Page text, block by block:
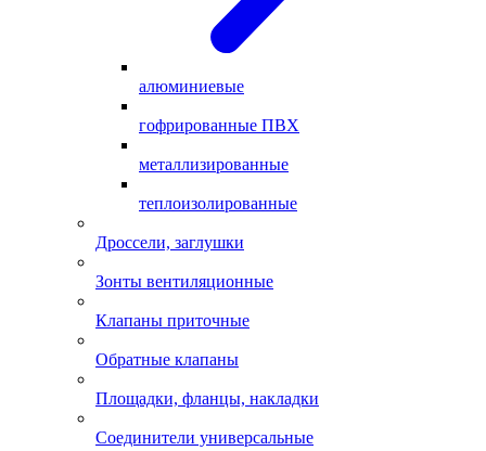
алюминиевые
гофрированные ПВХ
металлизированные
теплоизолированные
Дроссели, заглушки
Зонты вентиляционные
Клапаны приточные
Обратные клапаны
Площадки, фланцы, накладки
Соединители универсальные